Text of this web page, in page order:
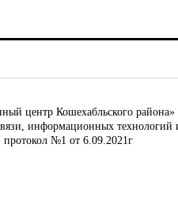
центр Кошехабльского района»
информационных
№1 от 6.09.2021г